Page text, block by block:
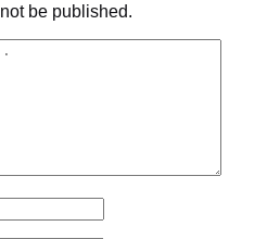
be published.